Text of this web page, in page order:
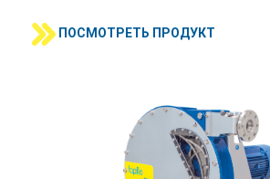
ПОСМОТРЕТЬ ПРОДУКТ